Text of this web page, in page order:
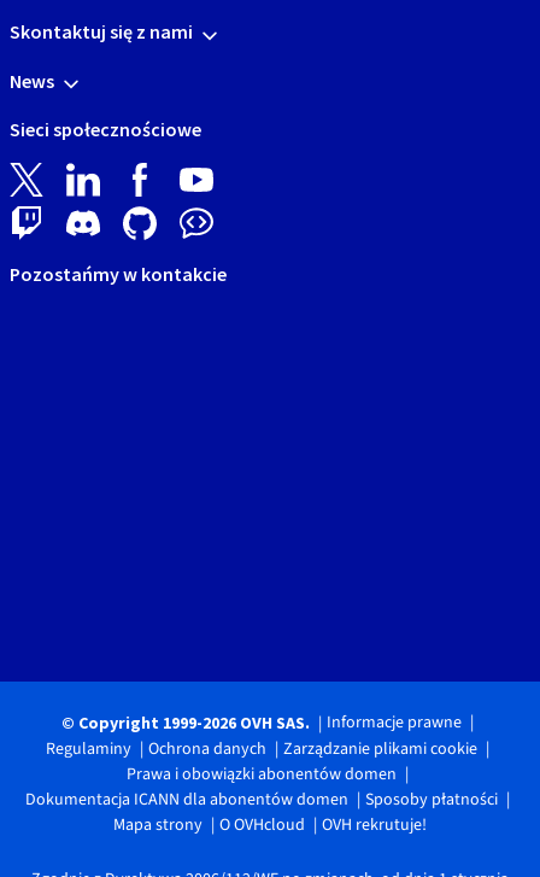
Skontaktuj się z nami
News
Sieci społecznościowe
Pozostańmy w kontakcie
© Copyright 1999-2026 OVH SAS.
Informacje prawne
Regulaminy
Ochrona danych
Zarządzanie plikami cookie
Prawa i obowiązki abonentów domen
Dokumentacja ICANN dla abonentów domen
Sposoby płatności
Mapa strony
O OVHcloud OVH rekrutuje!